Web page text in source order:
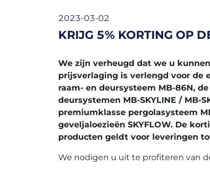
2023-03-02
KRIJG 5% KORTING OP
We zijn verheugd dat we u
prijsverlaging is verlengd voor de
raam- en deursysteem MB-86N,
deursystemen MB-SKYLINE / MB-
premiumklasse pergolasysteem
geveljaloezieën SKYFLOW. De
producten geldt voor leveringen
We nodigen u uit te profiteren van